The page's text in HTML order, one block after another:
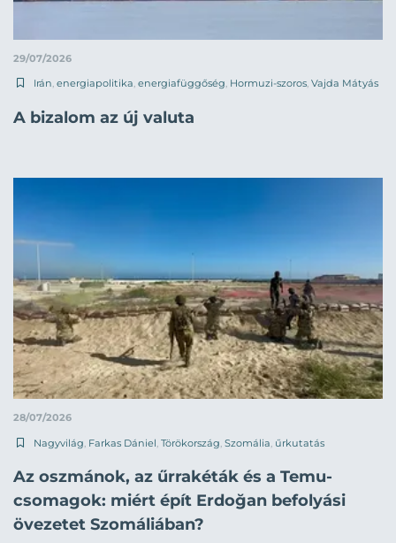
29/07/2026
Irán, energiapolitika, energiafüggőség, Hormuzi-szoros, Vajda Mátyás
A bizalom az új valuta
28/07/2026
Nagyvilág Farkas Dániel Törökország Szomália űrkutatás
Az oszmánok, az űrrakéták és a Temu-
csomagok: miért épít Erdoğan befolyási
övezetet Szomáliában?